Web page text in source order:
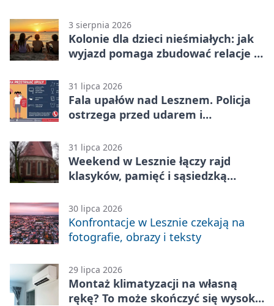
3 sierpnia 2026
Kolonie dla dzieci nieśmiałych: jak
wyjazd pomaga zbudować relacje z
31 lipca 2026
Fala upałów nad Lesznem. Policja
ostrzega przed udarem i
31 lipca 2026
Weekend w Lesznie łączy rajd
klasyków, pamięć i sąsiedzką
30 lipca 2026
Konfrontacje w Lesznie czekają na
fotografie, obrazy i teksty
29 lipca 2026
Montaż klimatyzacji na własną
rękę? To może skończyć się wysoką